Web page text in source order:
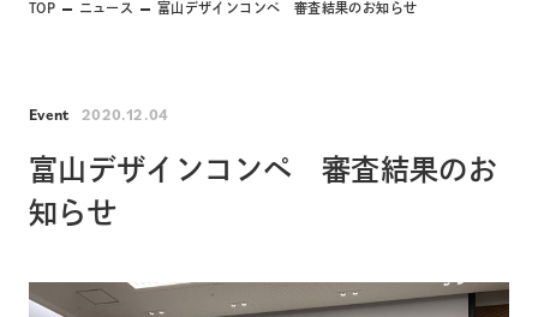
TOP ニュース 富山デザインコンペ 審査結果のお知らせ
Event 2020.12.04
富山デザインコンペ 審査結果のお
知らせ